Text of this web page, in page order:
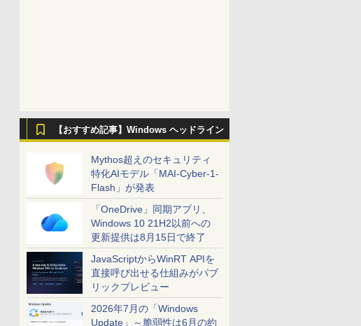
【おすすめ記事】Windows ヘッドライン
Mythos超えのセキュリティ
特化AIモデル「MAI-Cyber-1-
Flash」が発表
「OneDrive」同期アプリ、
Windows 10 21H2以前への
更新提供は8月15日で終了
JavaScriptからWinRT APIを
直接呼び出せる仕組みがパブ
リックプレビュー
2026年7月の「Windows
Update」～脆弱性は6月の約